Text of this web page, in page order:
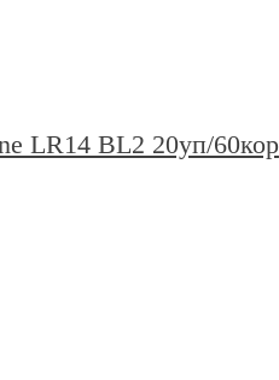
LR14 BL2 20уп/60кор